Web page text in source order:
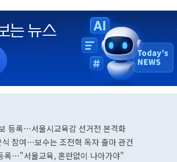
등록…서울시교육감 선거전 본격화
참여…보수는 조전혁 독자 출마 관건
록…"서울교육, 혼란없이 나아가야"